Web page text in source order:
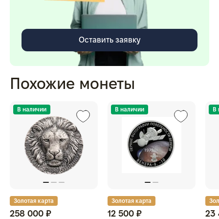
Оставить заявку
Похожие монеты
В наличии
Золотая карта
258 000 ₽
В наличии
Золотая карта
12 500 ₽
В
23